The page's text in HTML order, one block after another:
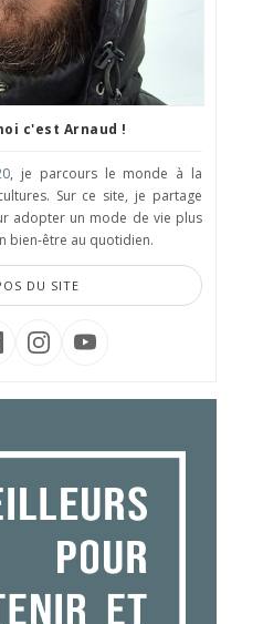
c'est Arnaud !
, je parcours le monde à la
Sur ce site, je partage
adopter un mode de vie plus
bien-être au quotidien.
DU SITE